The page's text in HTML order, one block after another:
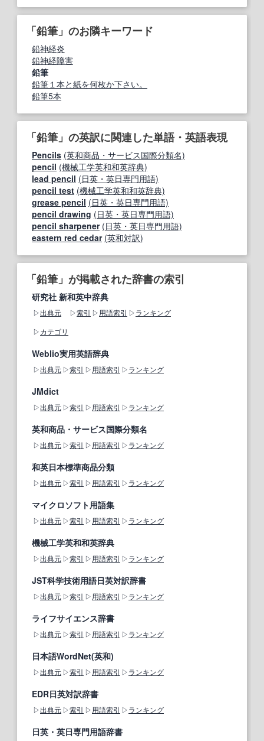
「鉛筆」のお隣キーワード
鉛神経炎
鉛神経障害
鉛筆
鉛筆１本と紙を何枚か下さい。
鉛筆5本
「鉛筆」の英訳に関連した単語・英語表現
Pencils (英和商品・サービス国際分類名)
pencil (機械工学英和和英辞典)
lead pencil (日英・英日専門用語)
pencil test (機械工学英和和英辞典)
grease pencil (日英・英日専門用語)
pencil drawing (日英・英日専門用語)
pencil sharpener (日英・英日専門用語)
eastern red cedar (英和対訳)
「鉛筆」が掲載された辞書の索引
研究社 新和英中辞典
出典元 索引 用語索引
ランキング
カテゴリ
Weblio実用英語辞典
出典元 索引 用語索引 ランキング
JMdict
出典元 索引 用語索引 ランキング
英和商品・サービス国際分類名
出典元 索引 用語索引 ランキング
和英日本標準商品分類
出典元 索引 用語索引 ランキング
マイクロソフト用語集
出典元 索引 用語索引 ランキング
機械工学英和和英辞典
出典元 索引 用語索引 ランキング
JST科学技術用語日英対訳辞書
出典元 索引 用語索引 ランキング
ライフサイエンス辞書
出典元 索引 用語索引 ランキング
日本語WordNet(英和)
出典元 索引 用語索引 ランキング
EDR日英対訳辞書
出典元 索引 用語索引 ランキング
日英・英日専門用語辞書